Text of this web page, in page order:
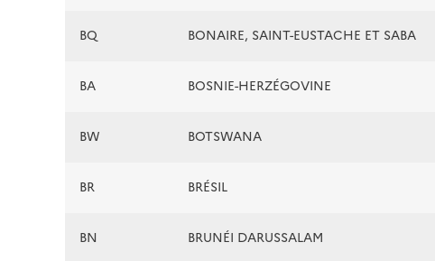
BQ BONAIRE, SAINT-EUSTACHE ET SABA
BA BOSNIE-HERZÉGOVINE
BW BOTSWANA
BR BRÉSIL
BN BRUNÉI DARUSSALAM